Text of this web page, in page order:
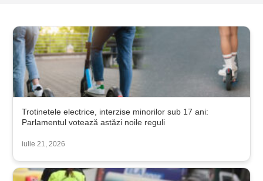
Trotinetele electrice, interzise minorilor sub 17 ani:
Parlamentul votează astăzi noile reguli
iulie 21, 2026